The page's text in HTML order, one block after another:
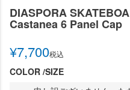
DIASPORA
Castanea 6 Panel Cap
¥7,700税込
COLOR SIZE